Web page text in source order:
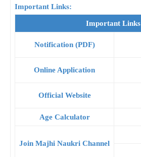
Important Links:
Important Links
Notification (PDF)
Online Application
Official Website
Age Calculator
Join Majhi Naukri Channel